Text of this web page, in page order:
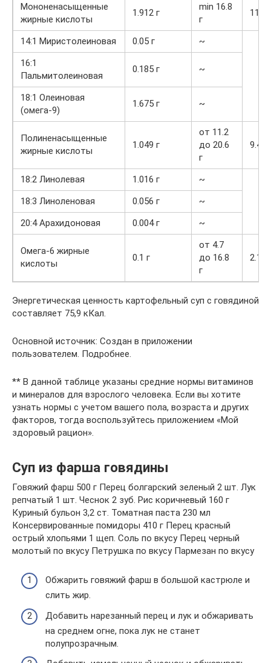
Мононенасыщенные
жирные кислоты
1.912 г
min 16.8
г
14:1 Миристолеиновая 0.05 г
~
16:1
Пальмитолеиновая
0.185 г ~
18:1 Олеиновая
(омега-9)
1.675 г ~
Полиненасыщенные
жирные кислоты
1.049 г
от 11.2
до 20.6
г
9.4%
18:2 Линолевая 1.016 г
~
18:3 Линоленовая
0.056 г
~
20:4 Арахидоновая
0.004 г ~
Омега-6 жирные
кислоты
0.1 г
от 4.7
до 16.8
г
2.1%
Энергетическая ценность картофельный суп с говядиной
составляет 75,9 кКал.
Основной источник: Создан в приложении
пользователем. Подробнее.
** В данной таблице указаны средние нормы витаминов
и минералов для взрослого человека. Если вы хотите
узнать нормы с учетом вашего пола, возраста и других
факторов, тогда воспользуйтесь приложением «Мой
здоровый рацион».
Суп из фарша говядины
Говяжий фарш 500 г Перец болгарский зеленый 2 шт. Лук
репчатый 1 шт. Чеснок 2 зуб. Рис коричневый 160 г
Куриный бульон 3,2 ст. Томатная паста 230 мл
Консервированные помидоры 410 г Перец красный
острый хлопьями 1 щеп. Соль по вкусу Перец черный
молотый по вкусу Петрушка по вкусу Пармезан по вкусу
Обжарить говяжий фарш в большой кастрюле и
слить жир.
Добавить нарезанный перец и лук и обжаривать
на среднем огне, пока лук не станет
полупрозрачным.